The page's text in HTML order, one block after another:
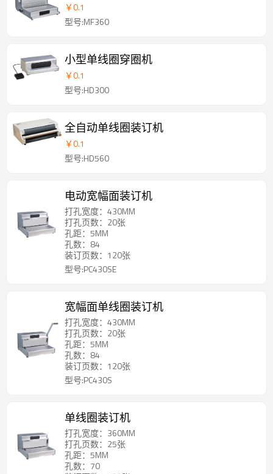
￥0.1
型号:MF360
小型单线圈穿圈机
￥0.1
型号:HD300
全自动单线圈装订机
￥0.1
型号:HD560
电动宽幅面装订机
打孔宽度：430MM
打孔页数：20张
孔距：5MM
孔数：84
装订页数：120张
型号:PC430SE
宽幅面单线圈装订机
打孔宽度：430MM
打孔页数：20张
孔距：5MM
孔数：84
装订页数：120张
型号:PC430S
单线圈装订机
打孔宽度：360MM
打孔页数：25张
孔距：5MM
孔数：70